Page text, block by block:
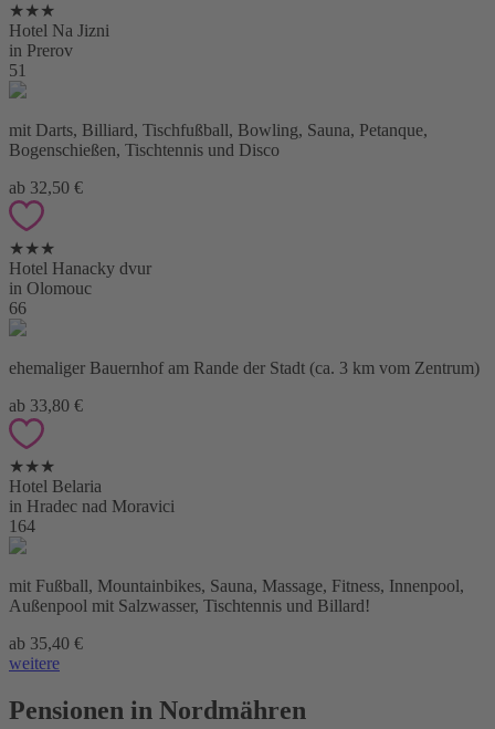
★★★
Hotel Na Jizni
in Prerov
51
mit Darts, Billiard, Tischfußball, Bowling, Sauna, Petanque,
Bogenschießen, Tischtennis und Disco
ab 32,50 €
★★★
Hotel Hanacky dvur
in Olomouc
66
ehemaliger Bauernhof am Rande der Stadt (ca. 3 km vom Zentrum)
ab 33,80 €
★★★
Hotel Belaria
in Hradec nad Moravici
164
mit Fußball, Mountainbikes, Sauna, Massage, Fitness, Innenpool,
Außenpool mit Salzwasser, Tischtennis und Billard!
ab 35,40 €
weitere
Pensionen in Nordmähren